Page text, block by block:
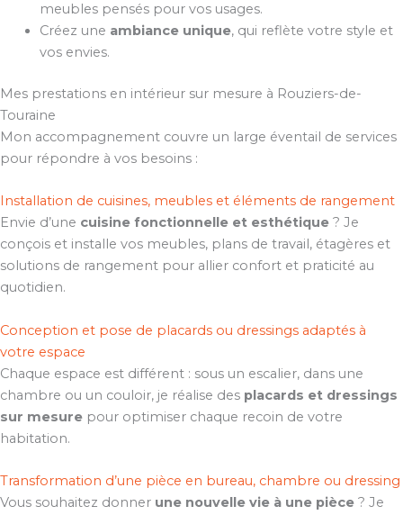
meubles pensés pour vos usages.
Créez une ambiance unique, qui reflète votre style et
vos envies.
Mes prestations en intérieur sur mesure à Rouziers-de-
Touraine
Mon accompagnement couvre un large éventail de services
pour répondre à vos besoins :
Installation de cuisines, meubles et éléments de rangement
Envie d’une cuisine fonctionnelle et esthétique ? Je
conçois et installe vos meubles, plans de travail, étagères et
solutions de rangement pour allier confort et praticité au
quotidien.
Conception et pose de placards ou dressings adaptés à
votre espace
Chaque espace est différent : sous un escalier, dans une
chambre ou un couloir, je réalise des placards et dressings
sur mesure pour optimiser chaque recoin de votre
habitation.
Transformation d’une pièce en bureau, chambre ou dressing
Vous souhaitez donner une nouvelle vie à une pièce ? Je